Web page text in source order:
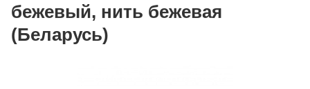
бежевый, нить бежевая
(Беларусь)